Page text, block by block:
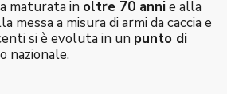
maturata in oltre 70 annie alla
messa a misura di armi da caccia e
si è evoluta in un punto di
nazionale.